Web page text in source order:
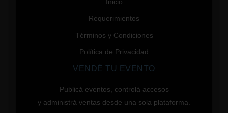
Requerimientos
Términos y Condiciones
Política de Privacidad
VENDÉ TU EVENTO
Publicá eventos, controlá accesos
y administrá ventas desde una sola plataforma.